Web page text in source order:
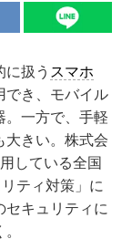
に扱う スマホ
でき、モバイル
。一方で、手軽
大きい。株式会
している全国
ティ対策」に
セキュリティに